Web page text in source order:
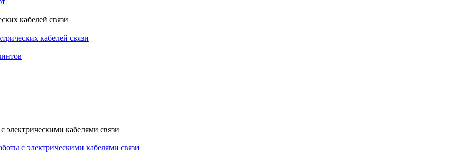
кабелей связи
кабелей связи
кабелями связи
с электрическими кабелями связи